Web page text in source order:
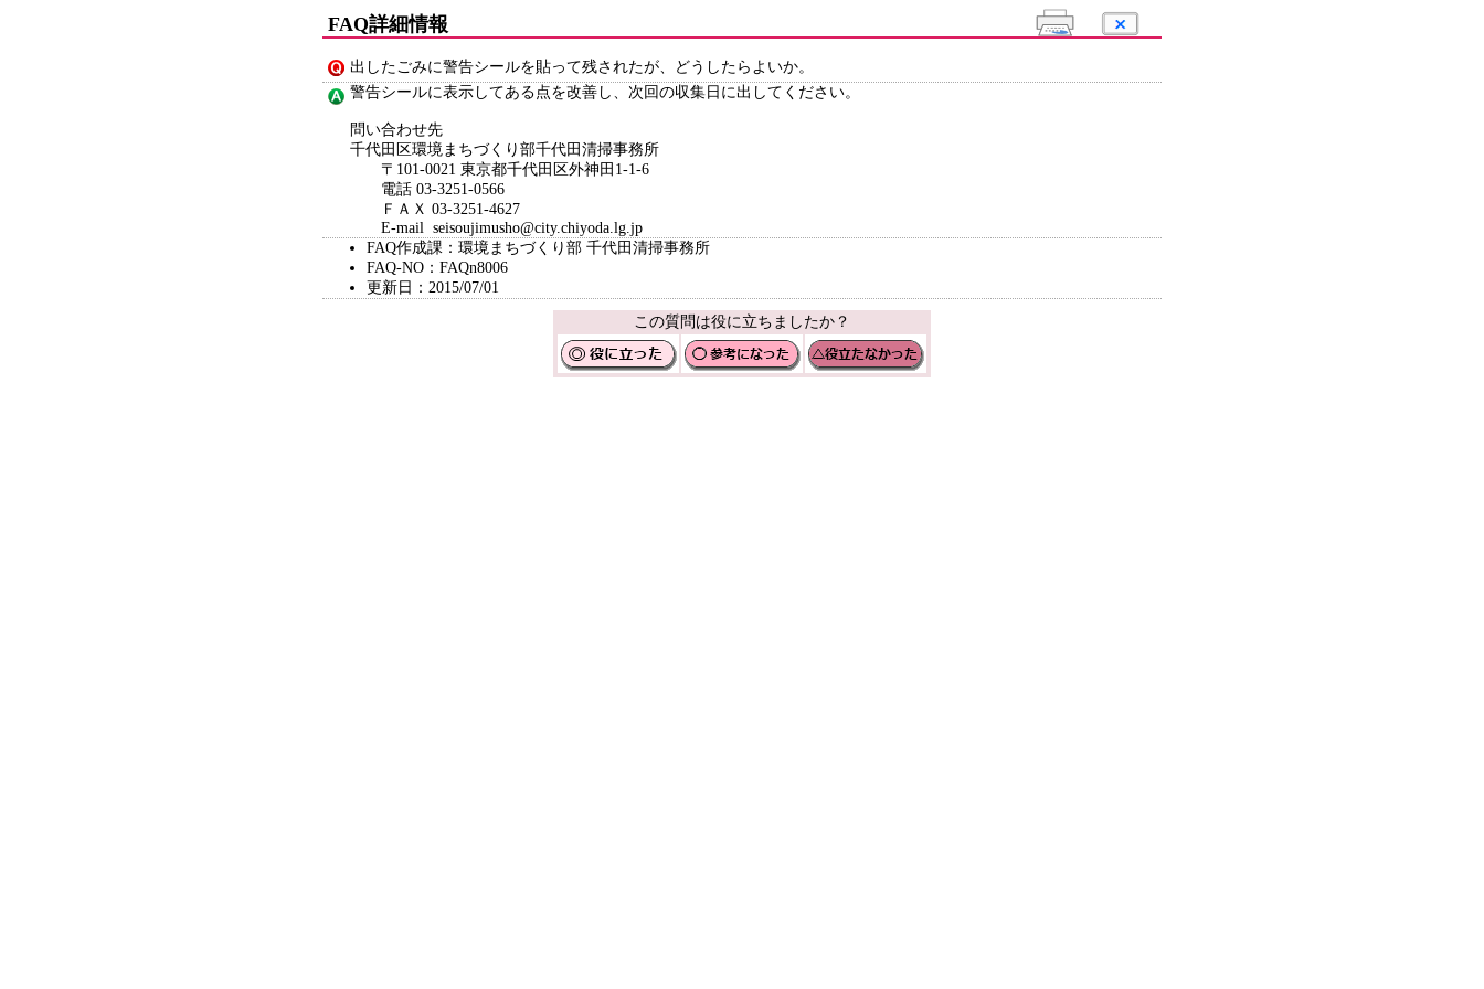
FAQ詳細情報
出したごみに警告シールを貼って残されたが、どうしたらよいか。
警告シールに表示してある点を改善し、次回の収集日に出してください。
問い合わせ先
千代田区環境まちづくり部千代田清掃事務所
〒101-0021 東京都千代田区外神田1-1-6
電話 03-3251-0566
ＦＡＸ 03-3251-4627
E-mail seisoujimusho@city.chiyoda.lg.jp
FAQ作成課：環境まちづくり部 千代田清掃事務所
FAQ-NO：FAQn8006
更新日：2015/07/01
この質問は役に立ちましたか？